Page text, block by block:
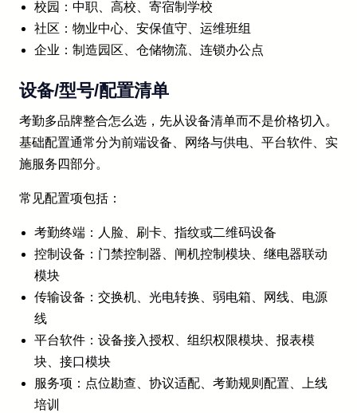
校园：中职、高校、寄宿制学校
社区：物业中心、安保值守、运维班组
企业：制造园区、仓储物流、连锁办公点
设备/型号/配置清单
考勤多品牌整合怎么选，先从设备清单而不是价格切入。
基础配置通常分为前端设备、网络与供电、平台软件、实
施服务四部分。
常见配置项包括：
考勤终端：人脸、刷卡、指纹或二维码设备
控制设备：门禁控制器、闸机控制模块、继电器联动
模块
传输设备：交换机、光电转换、弱电箱、网线、电源
线
平台软件：设备接入授权、组织权限模块、报表模
块、接口模块
服务项：点位勘查、协议适配、考勤规则配置、上线
培训